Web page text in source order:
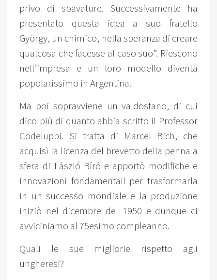
privo di sbavature. Successivamente ha
presentato questa idea a suo fratello
György, un chimico, nella speranza di creare
qualcosa che facesse al caso suo”. Riescono
nell’impresa e un loro modello diventa
popolarissimo in Argentina.
Ma poi sopravviene un valdostano, di cui
dico più di quanto abbia scritto il Professor
Codeluppi. Si tratta di Marcel Bich, che
acquisì la licenza del brevetto della penna a
sfera di László Bíró e apportò modifiche e
innovazioni fondamentali per trasformarla
in un successo mondiale e la produzione
iniziò nel dicembre del 1950 e dunque ci
avviciniamo al 75esimo compleanno.
Quali le sue migliorie rispetto agli
ungheresi?